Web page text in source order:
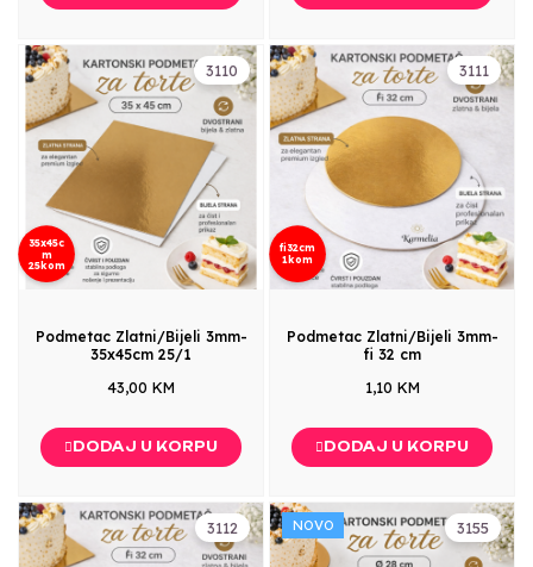
3110
35x45c
m
25kom
Podmetac Zlatni/Bijeli 3mm-
35x45cm 25/1
43,00 KM
DODAJ U KORPU
3111
fi32cm
1kom
Podmetac Zlatni/Bijeli 3mm-
fi 32 cm
1,10 KM
DODAJ U KORPU
3112 3155
NOVO